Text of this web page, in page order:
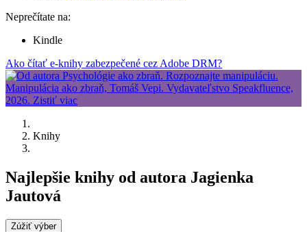
Neprečítate na:
Kindle
Ako čítať e-knihy zabezpečené cez Adobe DRM?
Knihy
Najlepšie knihy od autora Jagienka
Jautová
Zúžiť výber